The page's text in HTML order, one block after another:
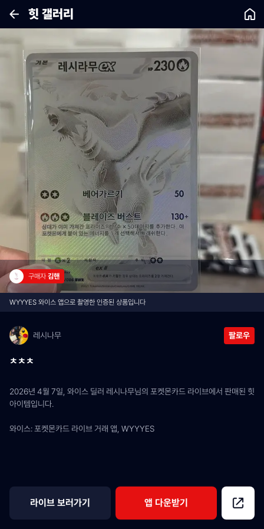
힛 갤러리
구매자 김핸
WYYYES 와이스 앱으로 촬영한 인증된 상품입니다
레시나무 팔로우
ㅊㅊㅊ
2026년 4월 7일, 와이스 딜러 레시나무님의 포켓몬카드 라이브에서 판매된 힛
아이템입니다.
와이스: 포켓몬카드 라이브 거래 앱, WYYYES
라이브 보러가기 앱 다운받기